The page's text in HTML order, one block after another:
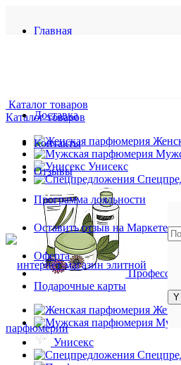
Главная
Доставка
Контакты
Отзывы
Программа лояльности
Оставить отзыв на Маркете
Оферта
Каталог товаров
Каталог товаров
Унисекс
Подарочные карты
Унисекс